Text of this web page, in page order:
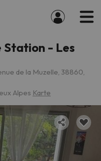
- Les
de la Muzelle, 38860,
Alpes Karte